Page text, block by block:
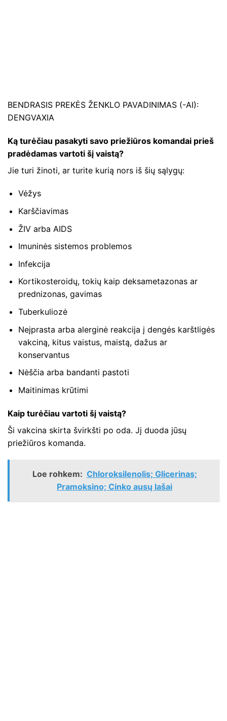
BENDRASIS PREKĖS ŽENKLO PAVADINIMAS (-AI):
DENGVAXIA
Ką turėčiau pasakyti savo priežiūros komandai prieš
pradėdamas vartoti šį vaistą?
Jie turi žinoti, ar turite kurią nors iš šių sąlygų:
Vėžys
Karščiavimas
ŽIV arba AIDS
Imuninės sistemos problemos
Infekcija
Kortikosteroidų, tokių kaip deksametazonas ar
prednizonas, gavimas
Tuberkuliozė
Neįprasta arba alerginė reakcija į dengės karštligės
vakciną, kitus vaistus, maistą, dažus ar
konservantus
Nėščia arba bandanti pastoti
Maitinimas krūtimi
Kaip turėčiau vartoti šį vaistą?
Ši vakcina skirta švirkšti po oda. Jį duoda jūsų
priežiūros komanda.
Loe rohkem: Chloroksilenolis; Glicerinas;
Pramoksino; Cinko ausų lašai